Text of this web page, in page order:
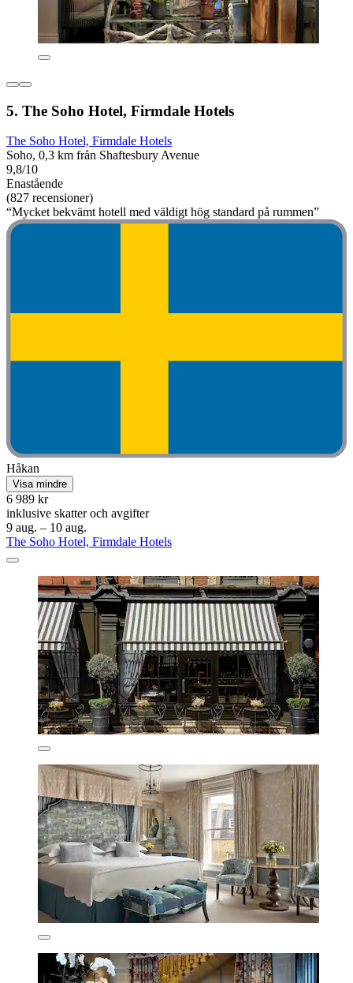
5. The Soho Hotel, Firmdale Hotels
The Soho Hotel, Firmdale Hotels
Soho, 0,3 km från Shaftesbury Avenue
9,8/10
Enastående
(827 recensioner)
“Mycket bekvämt hotell med väldigt hög standard på rummen”
Håkan
Visa mindre
6 989 kr
inklusive skatter och avgifter
9 aug. – 10 aug.
The Soho Hotel, Firmdale Hotels